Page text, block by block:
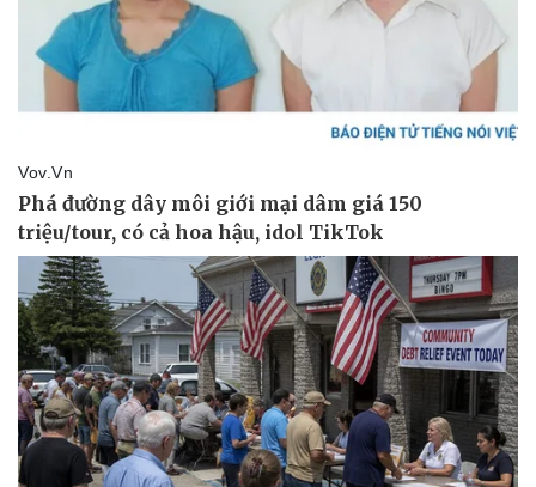
Thể thao
Bóng đá
Lịch thi đấu bóng đá
Thế giới thể thao
Ô tô - Xe máy
Xe máy
Tư vấn